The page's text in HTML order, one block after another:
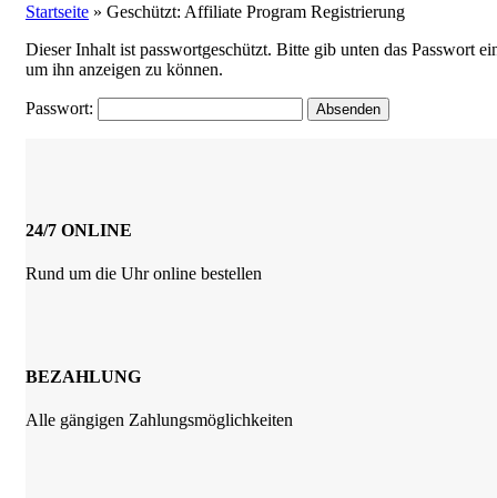
Startseite » Geschützt: Affiliate Program Registrierung
Dieser Inhalt ist passwortgeschützt. Bitte gib unten das Passwort
um ihn anzeigen zu können.
Passwort:
24/7 ONLINE
Rund um die Uhr online bestellen
BEZAHLUNG
Alle gängigen Zahlungsmöglichkeiten